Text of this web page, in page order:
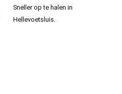
Sneller op te halen in
Hellevoetsluis.